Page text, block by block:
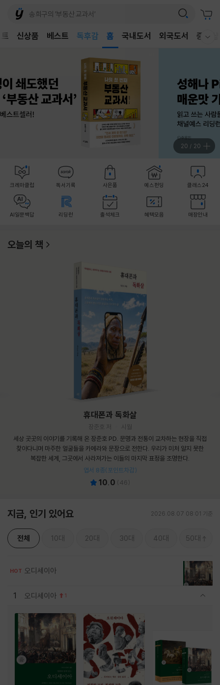
신상품 베스트
독후감
홈 국내도서 외국도서 중고샵
1/ 20
크레마클럽 독서기록 사은품 예스펀딩 클래스24
AI일문백답 리딩런 출석체크 혜택모음 매장안내
오늘의 책
휴대폰과 독화살
장준호 저
시월
세상 곳곳의 이야기를 기록해 온 장준호 PD. 문명과 전통이 교차하는 현장을 직접
찾아다니며 마주한 얼굴들을 카메라와 문장으로 전한다. 우리가 미처 알지 못한
복잡한 세계, 그곳에서 사라져가는 이들의 마지막 표정을 조명한다.
엽서 8종(포인트차감)
10.0 (46)
지금, 인기 있어요 2026.08.07 08:01 기준
전체 10대 20대 30대 40대 50대
HOT 오디세이아
1 오디세이아 1